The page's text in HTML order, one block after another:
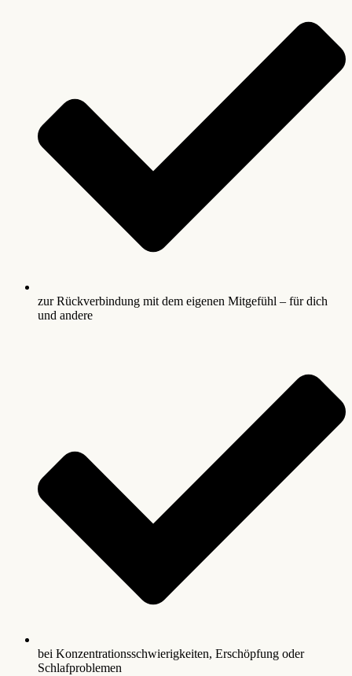
zur Rückverbindung mit dem eigenen Mitgefühl – für dich
und andere
bei Konzentrationsschwierigkeiten, Erschöpfung oder
Schlafproblemen